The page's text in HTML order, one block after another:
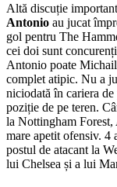
Altă discuție
Antonio au jucat
gol pentru The
cei doi sunt
Antonio poate
complet atipic. Nu a
niciodată în cariera
poziție de pe teren.
la Nottingham Forest,
mare apetit ofensiv. 4
postul de atacant la
lui Chelsea și a lui